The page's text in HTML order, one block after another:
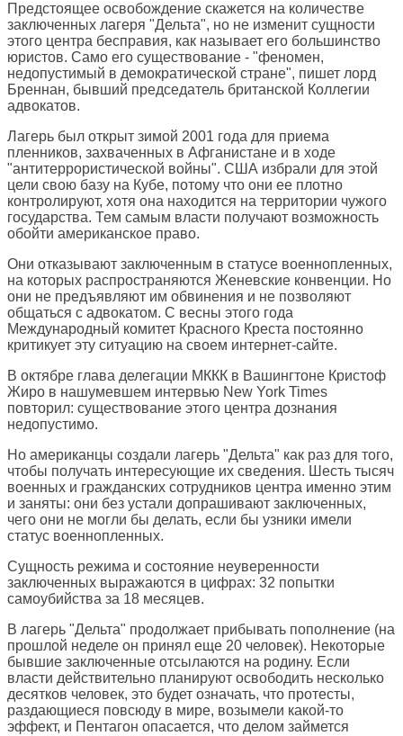
Предстоящее освобождение скажется на количестве
заключенных лагеря "Дельта", но не изменит сущности
этого центра бесправия, как называет его большинство
юристов. Само его существование - "феномен,
недопустимый в демократической стране", пишет лорд
Бреннан, бывший председатель британской Коллегии
адвокатов.
Лагерь был открыт зимой 2001 года для приема
пленников, захваченных в Афганистане и в ходе
"антитеррористической войны". США избрали для этой
цели свою базу на Кубе, потому что они ее плотно
контролируют, хотя она находится на территории чужого
государства. Тем самым власти получают возможность
обойти американское право.
Они отказывают заключенным в статусе военнопленных,
на которых распространяются Женевские конвенции. Но
они не предъявляют им обвинения и не позволяют
общаться с адвокатом. С весны этого года
Международный комитет Красного Креста постоянно
критикует эту ситуацию на своем интернет-сайте.
В октябре глава делегации МККК в Вашингтоне Кристоф
Жиро в нашумевшем интервью New York Times
повторил: существование этого центра дознания
недопустимо.
Но американцы создали лагерь "Дельта" как раз для того,
чтобы получать интересующие их сведения. Шесть тысяч
военных и гражданских сотрудников центра именно этим
и заняты: они без устали допрашивают заключенных,
чего они не могли бы делать, если бы узники имели
статус военнопленных.
Сущность режима и состояние неуверенности
заключенных выражаются в цифрах: 32 попытки
самоубийства за 18 месяцев.
В лагерь "Дельта" продолжает прибывать пополнение (на
прошлой неделе он принял еще 20 человек). Некоторые
бывшие заключенные отсылаются на родину. Если
власти действительно планируют освободить несколько
десятков человек, это будет означать, что протесты,
раздающиеся повсюду в мире, возымели какой-то
эффект, и Пентагон опасается, что делом займется